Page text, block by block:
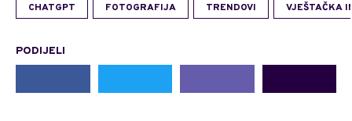
CHATGPT FOTOGRAFIJA TRENDOVI VJEŠTAČKA
PODIJELI